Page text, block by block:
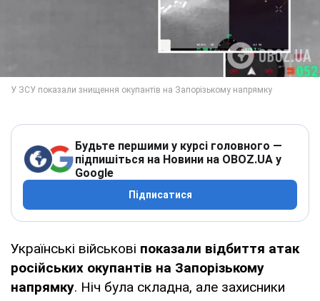
Будьте першими у курсі головного —
підпишіться на Новини на OBOZ.UA у
Google
Підписатися
Українські військові показали відбиття атак
російських окупантів на Запорізькому
напрямку. Ніч була складна, але захисники